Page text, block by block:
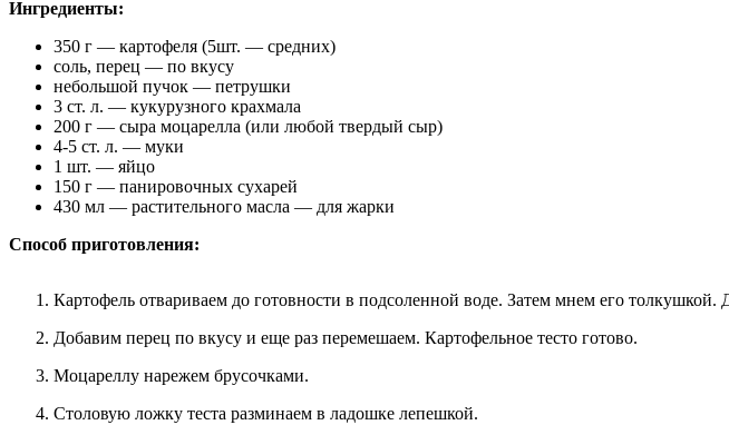
Ингредиенты:
350 г — картофеля (5шт. — средних)
соль, перец — по вкусу
небольшой пучок — петрушки
3 ст. л. — кукурузного крахмала
200 г — сыра моцарелла (или любой твердый сыр)
4-5 ст. л. — муки
1 шт. — яйцо
150 г — панировочных сухарей
430 мл — растительного масла — для жарки
Способ приготовления:
Картофель отвариваем до готовности в подсоленной воде. Затем мнем его
Добавим перец по вкусу и еще раз перемешаем. Картофельное тесто готово.
Моцареллу нарежем брусочками.
Столовую ложку теста разминаем в ладошке лепешкой.